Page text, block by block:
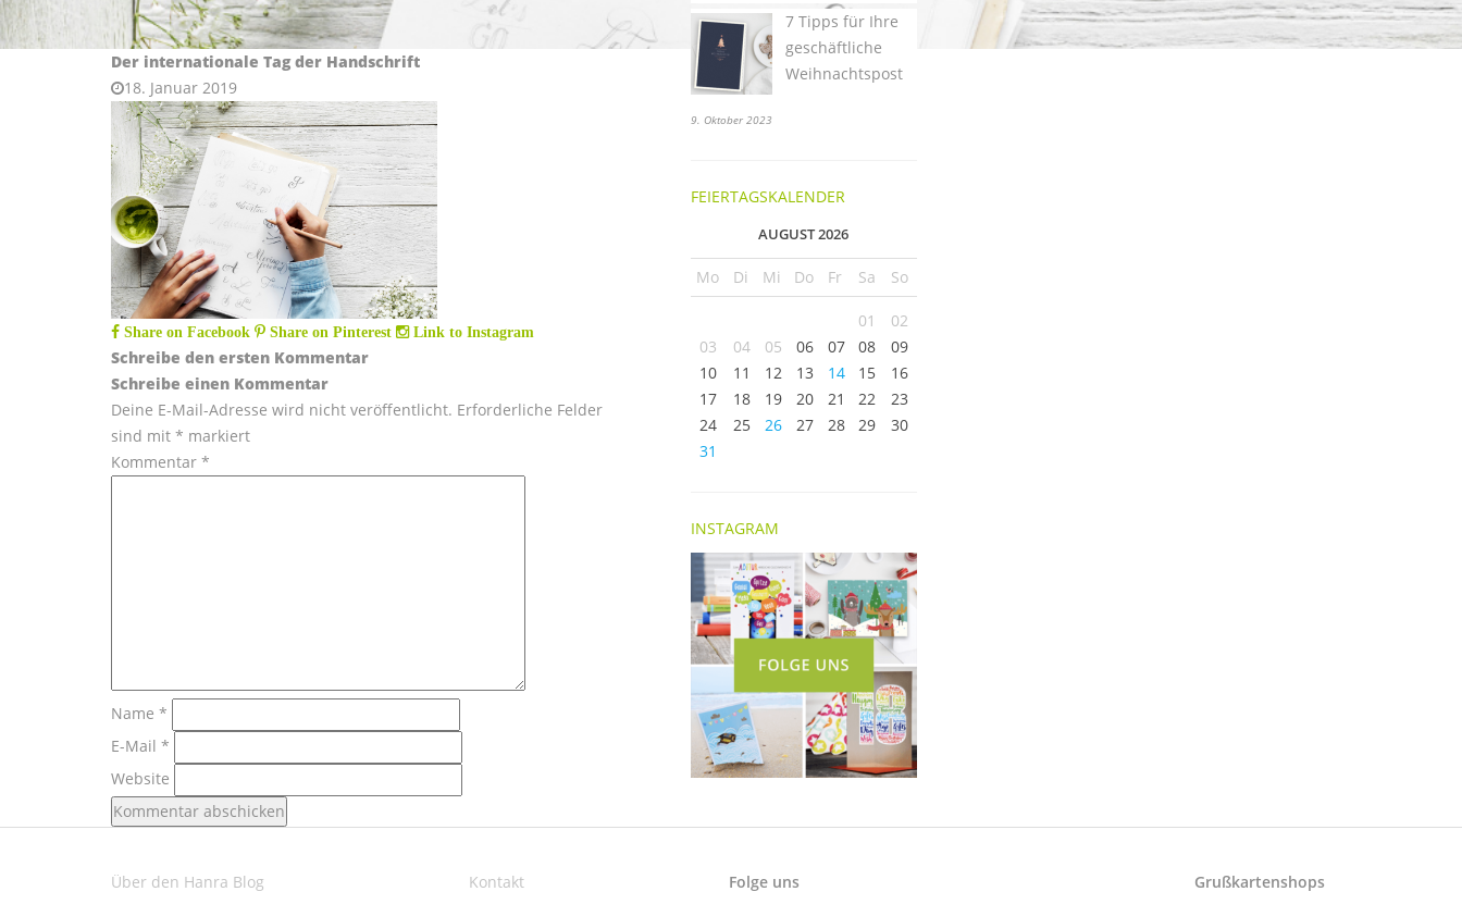
Der internationale Tag der Handschrift
18. Januar 2019
Share on Facebook Share on Pinterest Link to Instagram
Schreibe den ersten Kommentar
Schreibe einen Kommentar
Deine E-Mail-Adresse wird nicht veröffentlicht. Erforderliche Felder
sind mit * markiert
Kommentar *
Name *
E-Mail *
Website
7 Tipps für Ihre
geschäftliche
Weihnachtspost
9. Oktober 2023
FEIERTAGSKALENDER
AUGUST 2026
Mo Di Mi Do Fr Sa So
01
02
03
04 05 06 07 08
09
10
11 12 13 14 15
16
17
18 19 20 21 22
23
24
25 26 27 28 29
30
31
INSTAGRAM
Über den Hanra Blog Kontakt Folge uns Grußkartenshops